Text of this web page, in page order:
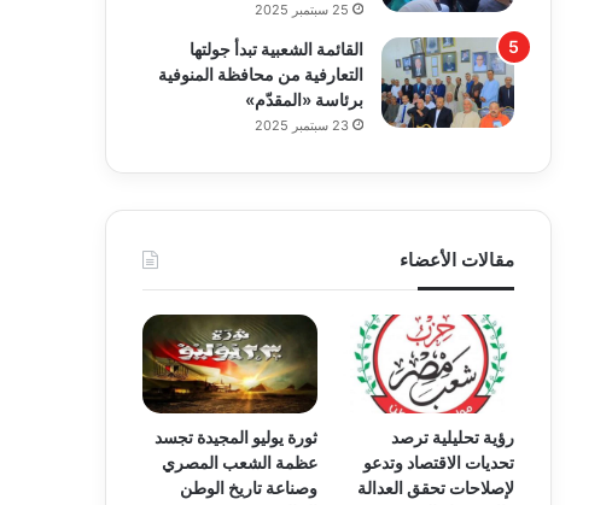
25 سبتمبر 2025
القائمة الشعبية تبدأ جولتها
التعارفية من محافظة المنوفية
برئاسة «المقدّم»
23 سبتمبر 2025
مقالات الأعضاء
رؤية تحليلية ترصد
تحديات الاقتصاد وتدعو
لإصلاحات تحقق العدالة
ثورة يوليو المجيدة تجسد
عظمة الشعب المصري
وصناعة تاريخ الوطن